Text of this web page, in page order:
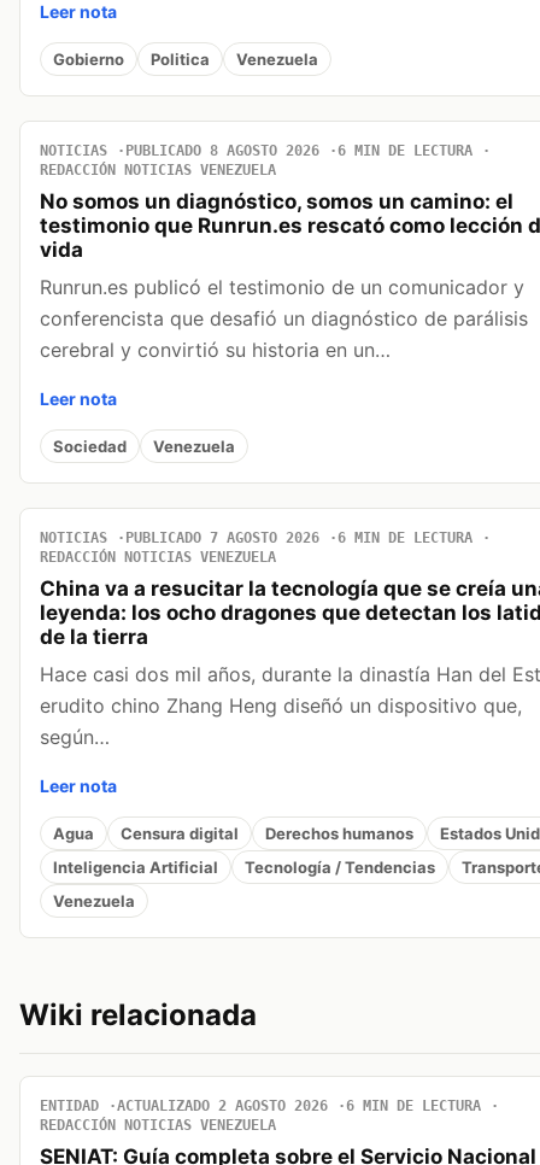
Leer nota
Gobierno Politica Venezuela
NOTICIAS PUBLICADO 8 AGOSTO 2026
6 MIN DE LECTURA
REDACCIÓN NOTICIAS VENEZUELA
No somos un diagnóstico, somos un camino: el
testimonio que Runrun.es rescató como lección
vida
Runrun.es publicó el testimonio de un comunicador y
conferencista que desafió un diagnóstico de parálisis
cerebral y convirtió su historia en un…
Leer nota
Sociedad Venezuela
NOTICIAS PUBLICADO 7 AGOSTO 2026
6 MIN DE LECTURA
REDACCIÓN NOTICIAS VENEZUELA
China va a resucitar la tecnología que se creía
leyenda: los ocho dragones que detectan los
de la tierra
Hace casi dos mil años, durante la dinastía Han del
erudito chino Zhang Heng diseñó un dispositivo que,
según…
Leer nota
Agua Censura digital Derechos humanos
Estados
Inteligencia Artificial
Tecnología / Tendencias
Venezuela
Wiki relacionada
ENTIDAD ACTUALIZADO 2 AGOSTO 2026
6 MIN DE LECTURA
REDACCIÓN NOTICIAS VENEZUELA
SENIAT: Guía completa sobre el Servicio Nacional